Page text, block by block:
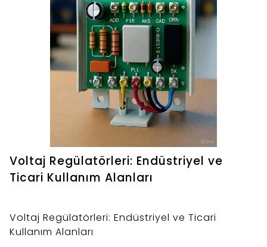
Voltaj Regülatörleri: Endüstriyel ve
Ticari Kullanım Alanları
Voltaj Regülatörleri: Endüstriyel ve Ticari
Kullanım Alanları